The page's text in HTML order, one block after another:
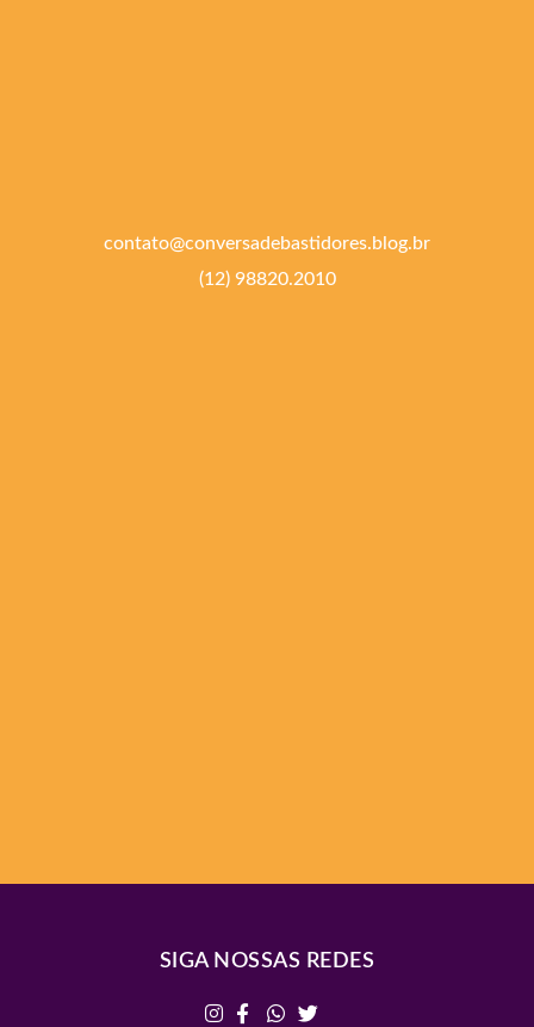
contato@conversadebastidores.blog.br
(12) 98820.2010
SIGA NOSSAS REDES